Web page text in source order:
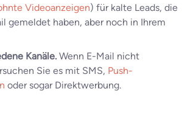
Videoanzeigen) für kalte Leads, die
gemeldet haben, aber noch in Ihrem
Kanäle. Wenn E-Mail nicht
Sie es mit SMS, Push-
oder sogar Direktwerbung.